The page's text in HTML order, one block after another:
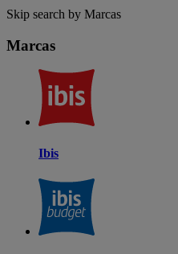
Skip search by Marcas
Marcas
Ibis